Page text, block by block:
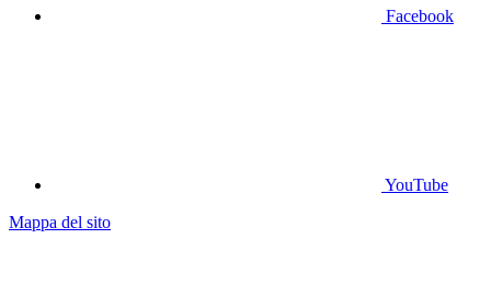
Facebook
YouTube
Mappa del sito